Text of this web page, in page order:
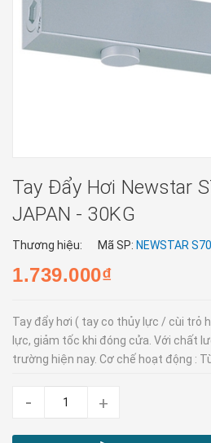
Tay Đẩy Hơi Newstar
JAPAN - 30KG
Thương hiệu: Mã SP: NEWSTAR
1.739.000₫
Tay đẩy hơi ( tay co thủy lực / cùi trỏ
lực, giảm tốc khi đóng cửa. Với chất
trường hiện nay. Cơ chế hoạt động :
- +